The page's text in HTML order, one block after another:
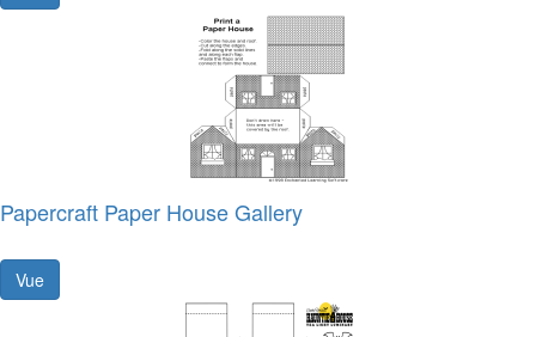
Papercraft Paper House Gallery
Vue